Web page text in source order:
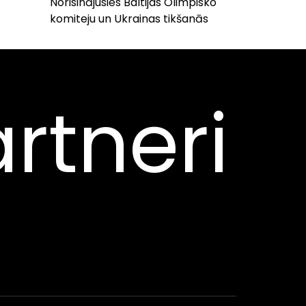
komiteju un Ukrainas tikšanās